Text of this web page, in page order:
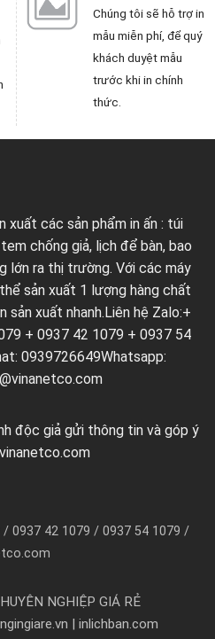
Chúng tôi sẽ hỗ trợ in
mẫu miễn phí, để quý
khách duyệt mẫu
trước khi in chính
thức.
xuất các sản phẩm in ấn : túi
tem chống giả, lịch để bàn, bao
lớn ra thị trường. Với các máy
sản xuất 1 lượng hàng chất
sản xuất nhanh.Liên hệ Zalo:+
+ 0937 42 1079 + 0937 54
0939726649Whatsapp:
độc giả gửi thông tin và góp ý
0937 42 1079 / 0937 54 1079 /
NGHIỆP GIÁ RẺ
| inlichban.com